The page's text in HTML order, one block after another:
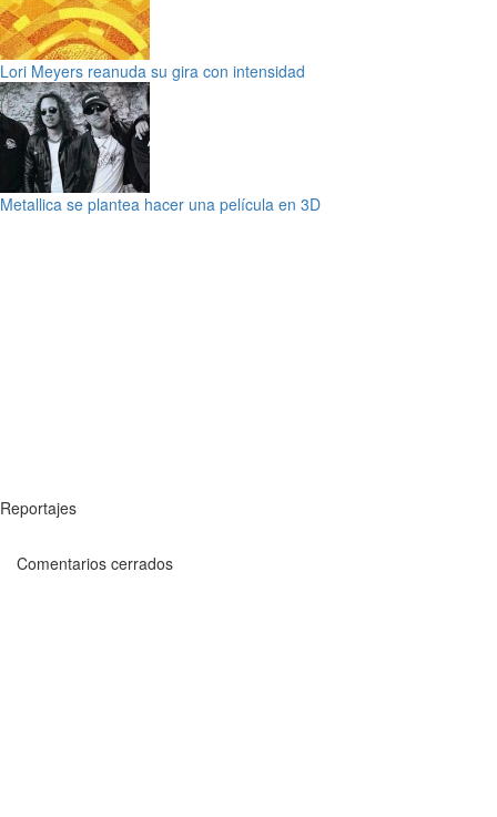
Lori Meyers reanuda su gira con intensidad
Metallica se plantea hacer una película en 3D
Reportajes
Comentarios cerrados